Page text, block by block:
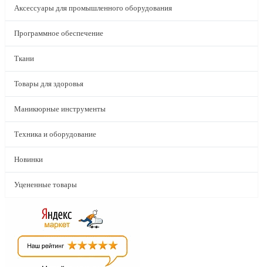
Аксессуары для промышленного оборудования
Программное обеспечение
Ткани
Товары для здоровья
Маникюрные инструменты
Техника и оборудование
Новинки
Уцененные товары